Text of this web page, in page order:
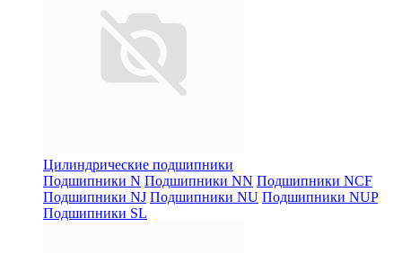
Цилиндрические подшипники
Подшипники N Подшипники NN Подшипники NCF
Подшипники NJ Подшипники NU Подшипники NUP
Подшипники SL